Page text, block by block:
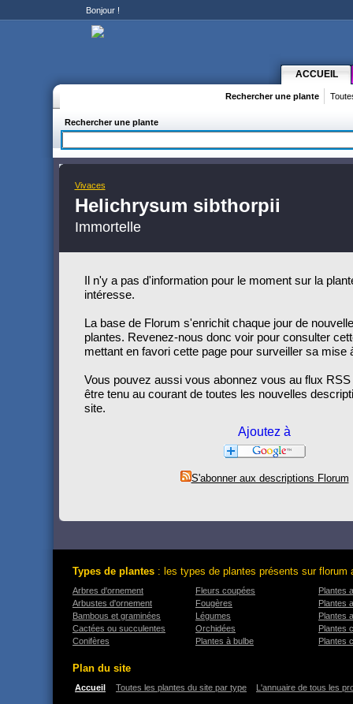
Bonjour !
ACCUEIL
Rechercher une plante
Rechercher une plante
Vivaces
Helichrysum sibthorpii
Immortelle
Il n'y a pas d'information pour le moment sur la
intéresse.
La base de Florum s'enrichit chaque jour de
plantes. Revenez-nous donc voir pour consulter
mettant en favori cette page pour surveiller sa mise
Vous pouvez aussi vous abonnez vous au flux
être tenu au courant de toutes les nouvelles
site.
S'abonner aux descriptions Florum
Types de plantes : les types de plantes présents sur florum
Arbres d'ornement
Arbustes d'ornement
Bambous et graminées
Cactées ou succulentes
Conifères
Fleurs coupées
Fougères
Légumes
Orchidées
Plantes à bulbe
Plantes
Plantes
Plantes
Plantes
Plantes
Plan du site
Accueil Toutes les plantes du site par type L'annuaire de tous les